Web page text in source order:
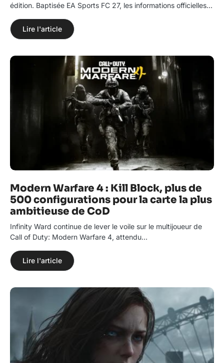
édition. Baptisée EA Sports FC 27, les informations officielles…
Lire l'article
Modern Warfare 4 : Kill Block, plus de
500 configurations pour la carte la plus
ambitieuse de CoD
Infinity Ward continue de lever le voile sur le multijoueur de
Call of Duty: Modern Warfare 4, attendu…
Lire l'article